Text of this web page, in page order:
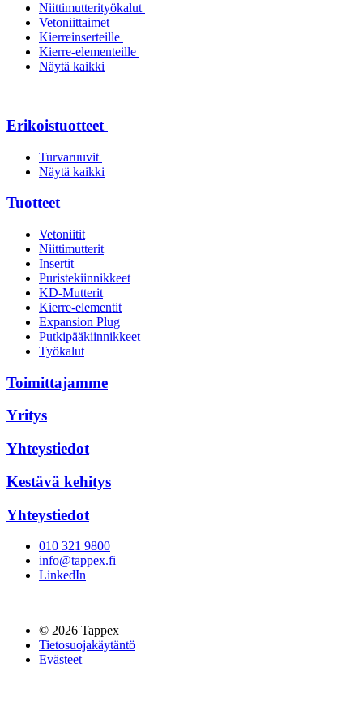
Niittimutterityökalut
Vetoniittaimet
Kierreinserteille
Kierre-elementeille
Näytä kaikki
Erikoistuotteet
Turvaruuvit
Näytä kaikki
Tuotteet
Vetoniitit
Niittimutterit
Insertit
Puristekiinnikkeet
KD-Mutterit
Kierre-elementit
Expansion Plug
Putkipääkiinnikkeet
Työkalut
Toimittajamme
Yritys
Yhteystiedot
Kestävä kehitys
Yhteystiedot
010 321 9800
info@tappex.fi
LinkedIn
© 2026 Tappex
Tietosuojakäytäntö
Evästeet